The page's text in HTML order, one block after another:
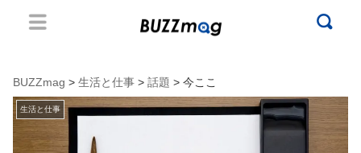
BUZZmag > 生活と仕事 > 話題 > 今ここ
生活と仕事